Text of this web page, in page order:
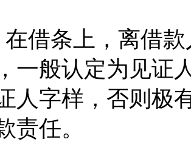
条上，离借款
一般认定为见证
人字样，否则极
责任。